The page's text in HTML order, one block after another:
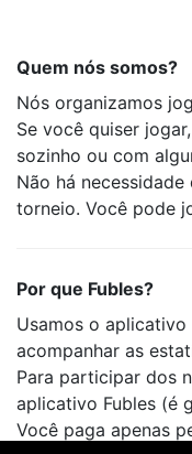
Quem nós somos?
Nós organizamos
Se você quiser
sozinho ou com
Não há
torneio. Você pode
Por que Fubles?
Usamos o
acompanhar as
Para participar dos
aplicativo Fubles (é
Você paga apenas